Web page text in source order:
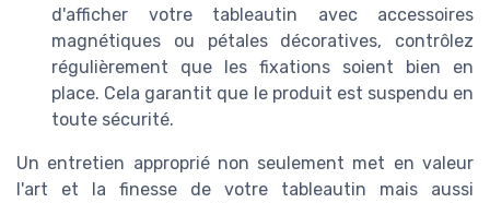
d'afficher votre tableautin avec accessoires
magnétiques ou pétales décoratives, contrôlez
régulièrement que les fixations soient bien en
place. Cela garantit que le produit est suspendu en
toute sécurité.
Un entretien approprié non seulement met en valeur
l'art et la finesse de votre tableautin mais aussi